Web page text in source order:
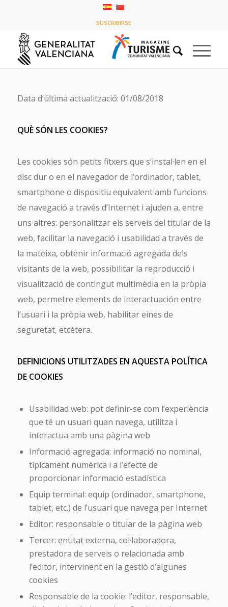
SUSCRIBIRSE
Data d’última actualització: 01/08/2018
QUÈ SÓN LES COOKIES?
Les cookies són petits fitxers que s’instal·len en el
disc dur o en el navegador de l’ordinador, tablet,
smartphone o dispositiu equivalent amb funcions
de navegació a través d’Internet i ajuden a, entre
uns altres: personalitzar els serveis del titular de la
web, facilitar la navegació i usabilidad a través de
la mateixa, obtenir informació agregada dels
visitants de la web, possibilitar la reproducció i
visualització de contingut multimèdia en la pròpia
web, permetre elements de interactuación entre
l’usuari i la pròpia web, habilitar eines de
seguretat, etcètera.
DEFINICIONS UTILITZADES EN AQUESTA POLÍTICA
DE COOKIES
Usabilidad web: pot definir-se com l’experiència
que té un usuari quan navega, utilitza i
interactua amb una pàgina web
Informació agregada: informació no nominal,
típicament numèrica i a l’efecte de
proporcionar informació estadística
Equip terminal: equip (ordinador, smartphone,
tablet, etc.) de l’usuari que navega per Internet
Editor: responsable o titular de la pàgina web
Tercer: entitat externa, col·laboradora,
prestadora de serveis o relacionada amb
l’editor, intervinent en la gestió d’algunes
cookies
Responsable de la cookie: l’editor, responsable,